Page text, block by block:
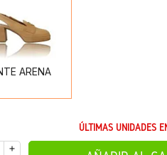
ARENA
ÚLTIMAS UNIDADES